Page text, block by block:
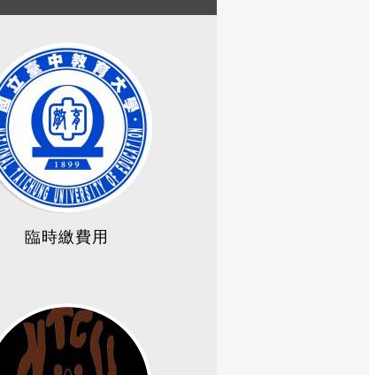
臨時繳費用